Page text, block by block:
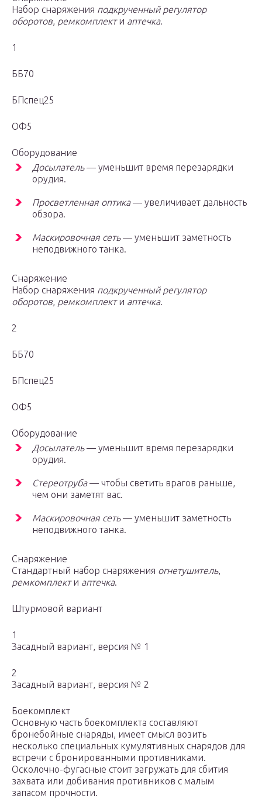
Набор снаряжения подкрученный регулятор
оборотов, ремкомплекти аптечка.
1
ББ70
БПспец25
ОФ5
Оборудование
Досылатель— уменьшит время перезарядки
орудия.
Просветленная оптика— увеличивает дальность
обзора.
Маскировочная сеть— уменьшит заметность
неподвижного танка.
Снаряжение
Набор снаряжения подкрученный регулятор
оборотов, ремкомплекти аптечка.
2
ББ70
БПспец25
ОФ5
Оборудование
Досылатель— уменьшит время перезарядки
орудия.
Стереотруба— чтобы светить врагов раньше,
чем они заметят вас.
Маскировочная сеть— уменьшит заметность
неподвижного танка.
Снаряжение
Стандартный набор снаряжения огнетушитель,
ремкомплекти аптечка.
Штурмовой вариант
1
Засадный вариант, версия № 1
2
Засадный вариант, версия № 2
Боекомплект
Основную часть боекомплекта составляют
бронебойные снаряды, имеет смысл возить
несколько специальных кумулятивных снарядов для
встречи с бронированными противниками.
Осколочно-фугасные стоит загружать для сбития
захвата или добивания противников с малым
запасом прочности.